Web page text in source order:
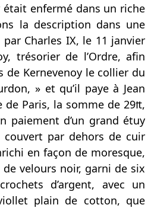
était enfermé dans un riche
la description dans une
Charles IX, le 11 janvier
trésorier de l’Ordre, afin
de Kernevenoy le collier du
» et qu’il paye à Jean
Paris, la somme de 29₶,
paiement d’un grand étuy
couvert par dehors de cuir
en façon de moresque,
velours noir, garni de six
d’argent, avec un
plain de cotton, que